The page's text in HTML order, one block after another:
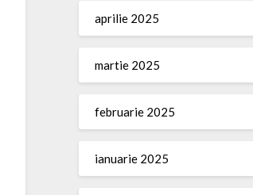
aprilie 2025
martie 2025
februarie 2025
ianuarie 2025